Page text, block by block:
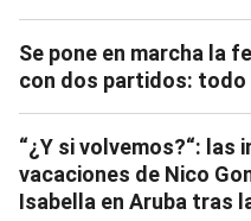
Se pone en marcha la
con dos partidos: todo
“¿Y si volvemos?“: las
vacaciones de Nico
Isabella en Aruba tras